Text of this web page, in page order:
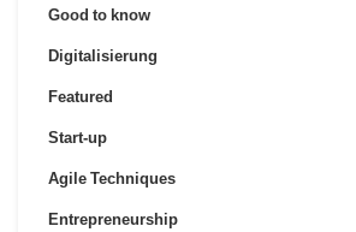
Good to know
Digitalisierung
Featured
Start-up
Agile Techniques
Entrepreneurship